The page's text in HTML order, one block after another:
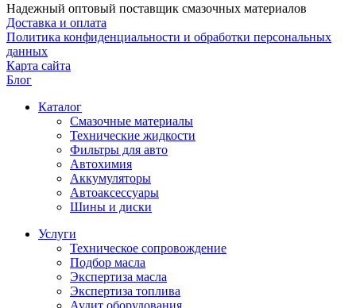
Надежный оптовый поставщик смазочных материалов
Доставка и оплата
Политика конфиденциальности и обработки персональных
данных
Карта сайта
Блог
Каталог
Смазочные материалы
Технические жидкости
Фильтры для авто
Автохимия
Аккумуляторы
Автоаксессуары
Шины и диски
Услуги
Техническое сопровождение
Подбор масла
Экспертиза масла
Экспертиза топлива
Аудит оборудования